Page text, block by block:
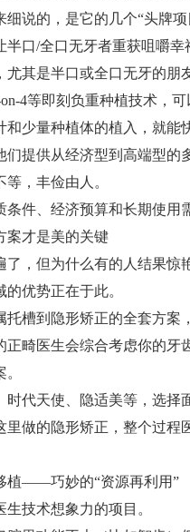
说的，是它的几个“头牌项
半口/全口无牙者重获咀嚼幸
尤其是半口或全口无牙的朋
4等即刻负重种植技术，可
少量种植体的植入，就能
们提供从经济型到高端型
等，丰俭由人。
条件、经济预算和长期使用
案才是美的关键
了，但为什么有的人结果惊
优势正在于此。
槽到隐形矫正的全套方案
正畸医生会综合考虑你的
代天使、隐适美等，选择
里做的隐形矫正，整个过
植——巧妙的“资源再利用”
技术想象力的项目。